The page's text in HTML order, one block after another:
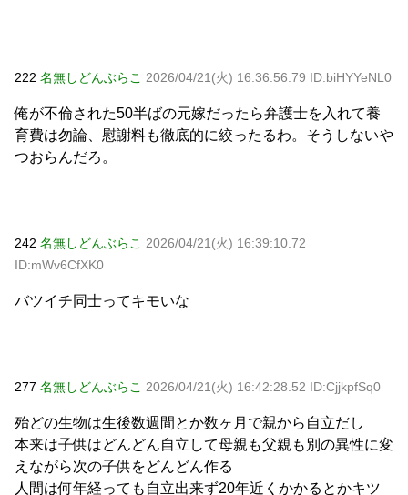
222 名無しどんぶらこ 2026/04/21(火) 16:36:56.79 ID:biHYYeNL0
俺が不倫された50半ばの元嫁だったら弁護士を入れて養
育費は勿論、慰謝料も徹底的に絞ったるわ。そうしないや
つおらんだろ。
242 名無しどんぶらこ 2026/04/21(火) 16:39:10.72
ID:mWv6CfXK0
バツイチ同士ってキモいな
277 名無しどんぶらこ 2026/04/21(火) 16:42:28.52 ID:CjjkpfSq0
殆どの生物は生後数週間とか数ヶ月で親から自立だし
本来は子供はどんどん自立して母親も父親も別の異性に変
えながら次の子供をどんどん作る
人間は何年経っても自立出来ず20年近くかかるとかキツ